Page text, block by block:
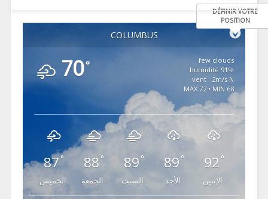
COLUMBUS
DÉFINIR VOTRE
POSITION
70°
few clouds
91% humidité
vent : 2m/s N
MAX 72 • MIN 68
87°
الخميس
88 °
الجمعة
89°
السبت
89 °
الأحد
92 °
الإثنين